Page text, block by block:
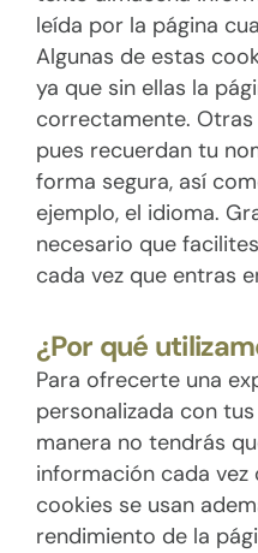
leída por la página
Algunas de estas
ya que sin ellas la
correctamente.
pues recuerdan tu
forma segura, así
ejemplo, el idioma.
necesario que
cada vez que entras
¿Por qué
Para ofrecerte una
personalizada con
manera no tendrás
información cada vez
cookies se usan
rendimiento de la